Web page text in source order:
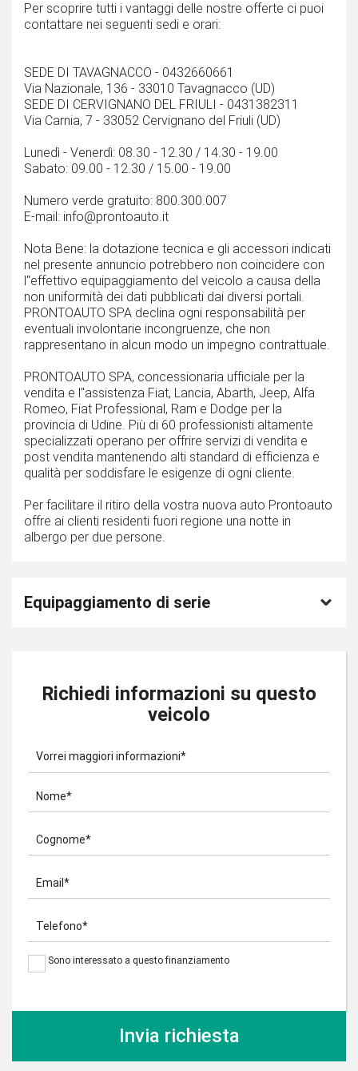
Per scoprire tutti i vantaggi delle nostre offerte ci puoi
contattare nei seguenti sedi e orari:
SEDE DI TAVAGNACCO - 0432660661
Via Nazionale, 136 - 33010 Tavagnacco (UD)
SEDE DI CERVIGNANO DEL FRIULI - 0431382311
Via Carnia, 7 - 33052 Cervignano del Friuli (UD)
Lunedì - Venerdì: 08.30 - 12.30 / 14.30 - 19.00
Sabato: 09.00 - 12.30 / 15.00 - 19.00
Numero verde gratuito: 800.300.007
E-mail: info@prontoauto.it
Nota Bene: la dotazione tecnica e gli accessori indicati
nel presente annuncio potrebbero non coincidere con
l''effettivo equipaggiamento del veicolo a causa della
non uniformità dei dati pubblicati dai diversi portali.
PRONTOAUTO SPA declina ogni responsabilità per
eventuali involontarie incongruenze, che non
rappresentano in alcun modo un impegno contrattuale.
PRONTOAUTO SPA, concessionaria ufficiale per la
vendita e l''assistenza Fiat, Lancia, Abarth, Jeep, Alfa
Romeo, Fiat Professional, Ram e Dodge per la
provincia di Udine. Più di 60 professionisti altamente
specializzati operano per offrire servizi di vendita e
post vendita mantenendo alti standard di efficienza e
qualità per soddisfare le esigenze di ogni cliente.
Per facilitare il ritiro della vostra nuova auto Prontoauto
offre ai clienti residenti fuori regione una notte in
albergo per due persone.
Equipaggiamento di serie
Richiedi informazioni su questo
veicolo
Vorrei maggiori informazioni*
Nome*
Cognome*
Email*
Telefono*
Sono interessato a questo finanziamento